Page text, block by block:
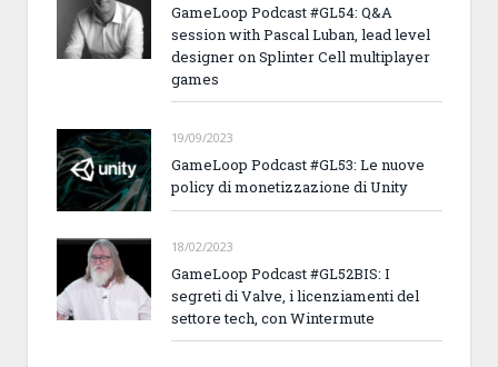
GameLoop Podcast #GL54: Q&A
session with Pascal Luban, lead level
designer on Splinter Cell multiplayer
games
19/09/2023
GameLoop Podcast #GL53: Le nuove
policy di monetizzazione di Unity
18/02/2023
GameLoop Podcast #GL52BIS: I
segreti di Valve, i licenziamenti del
settore tech, con Wintermute